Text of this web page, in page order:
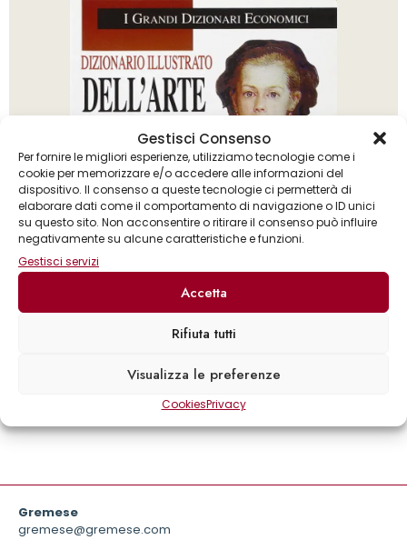
Gestisci Consenso
Per fornire le migliori esperienze, utilizziamo tecnologie come i
cookie per memorizzare e/o accedere alle informazioni del
dispositivo. Il consenso a queste tecnologie ci permetterà di
elaborare dati come il comportamento di navigazione o ID unici
su questo sito. Non acconsentire o ritirare il consenso può influire
negativamente su alcune caratteristiche e funzioni.
Gestisci servizi
Accetta
Rifiuta tutti
Visualizza le preferenze
CookiesPrivacy
David Towry Piper
Gremese
gremese@gremese.com